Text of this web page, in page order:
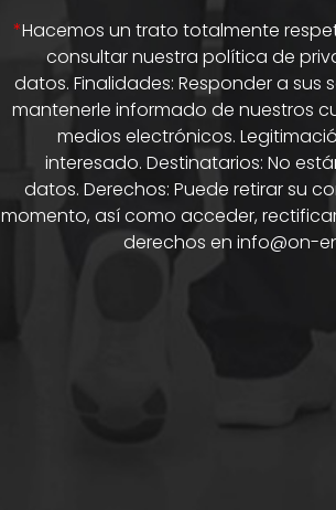
*Hacemos un trato totalmente
consultar nuestra política de
datos. Finalidades: Responder a
mantenerle informado de nuestros
medios electrónicos.
interesado. Destinatarios: No
datos. Derechos: Puede retirar su
momento, así como acceder,
derechos en info@on-